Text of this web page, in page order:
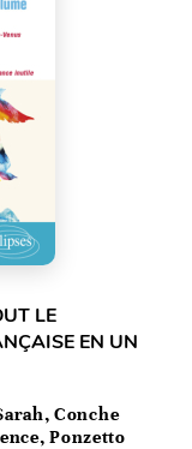
LE
EN UN
Conche
Ponzetto